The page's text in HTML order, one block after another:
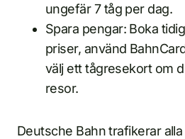
ungefär 7 tåg per dag.
Spara pengar: Boka
priser, använd
välj ett tågresekort om
resor.
Deutsche Bahn trafikerar